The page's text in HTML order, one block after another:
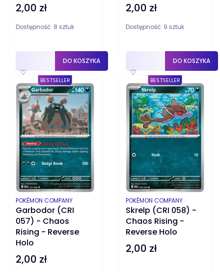
Cena
2,00 zł
Dostępność: 8 sztuk
♡
DO KOSZYKA
Cena
2,00 zł
Dostępność: 9 sztuk
♡
DO KOSZYKA
BESTSELLER
Garbodor (CRI
057) - Chaos
Rising - Reverse
Holo
PRODUCENT
POKÉMON COMPANY
Cena
2,00 zł
BESTSELLER
Skrelp (CRI 058) -
Chaos Rising -
Reverse Holo
PRODUCENT
POKÉMON COMPANY
Cena
2,00 zł